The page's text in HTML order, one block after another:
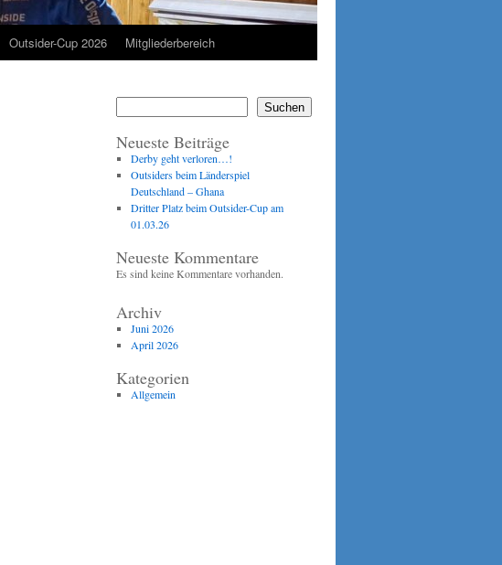
Outsider-Cup 2026 Mitgliederbereich
Suchen
Neueste Beiträge
Derby geht verloren…!
Outsiders beim Länderspiel
Deutschland – Ghana
Dritter Platz beim Outsider-Cup am
01.03.26
Neueste Kommentare
Es sind keine Kommentare vorhanden.
Archiv
Juni 2026
April 2026
Kategorien
Allgemein